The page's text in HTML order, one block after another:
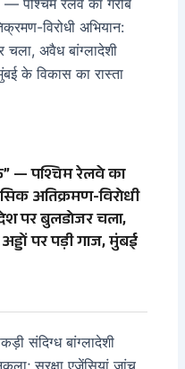
— पश्चिम रेलवे का
अतिक्रमण-विरोधी
पर बुलडोजर चला,
पर पड़ी गाज, मुंबई